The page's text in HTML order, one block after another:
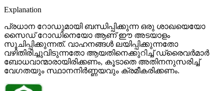
Explanation
പ്രധാന റോഡുമായി ബന്ധിപ്പിക്കുന്ന ഒരു ശാഖയെയോ
സൈഡ് റോഡിനെയോ ആണ് ഈ അടയാളം
സൂചിപ്പിക്കുന്നത്. വാഹനങ്ങൾ ലയിപ്പിക്കുന്നതോ
വഴിതിരിച്ചുവിടുന്നതോ ആയതിനെക്കുറിച്ച് ഡ്രൈവർമാർ
ബോധവാന്മാരായിരിക്കണം, കൂടാതെ അതിനനുസരിച്ച്
വേഗതയും സ്ഥാനനിർണ്ണയവും ക്രമീകരിക്കണം.